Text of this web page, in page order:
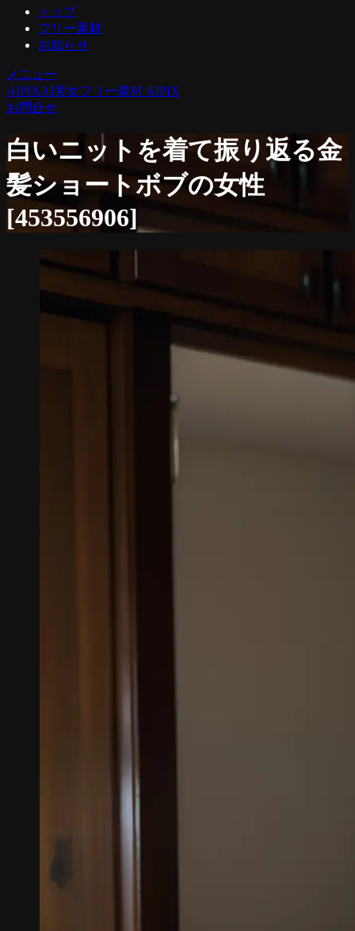
トップ
フリー素材
お知らせ
メニュー
AIPIXAI美女フリー素材 AIPIX
お問合せ
白いニットを着て振り返る金
髪ショートボブの女性
[453556906]